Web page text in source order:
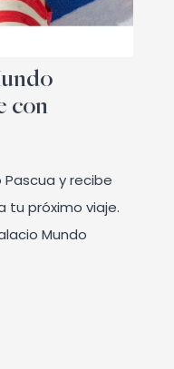
con
y recibe
tu próximo viaje.
Mundo